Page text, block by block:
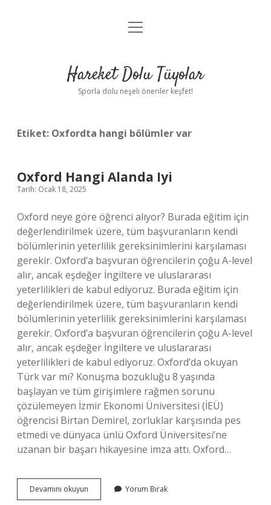
Anasayfa
Yasal Uyarı
menüyü
Hareket Dolu Tüyolar
Sporla dolu neşeli öneriler keşfet!
Etiket: Oxfordta hangi bölümler var
Oxford Hangi Alanda Iyi
Tarih: Ocak 18, 2025
Oxford neye göre öğrenci alıyor? Burada eğitim için
değerlendirilmek üzere, tüm başvuranların kendi
bölümlerinin yeterlilik gereksinimlerini karşılaması
gerekir. Oxford’a başvuran öğrencilerin çoğu A-level
alır, ancak eşdeğer İngiltere ve uluslararası
yeterlilikleri de kabul ediyoruz. Burada eğitim için
değerlendirilmek üzere, tüm başvuranların kendi
bölümlerinin yeterlilik gereksinimlerini karşılaması
gerekir. Oxford’a başvuran öğrencilerin çoğu A-level
alır, ancak eşdeğer İngiltere ve uluslararası
yeterlilikleri de kabul ediyoruz. Oxford’da okuyan
Türk var mı? Konuşma bozukluğu 8 yaşında
başlayan ve tüm girişimlere rağmen sorunu
çözülemeyen İzmir Ekonomi Üniversitesi (İEÜ)
öğrencisi Birtan Demirel, zorluklar karşısında pes
etmedi ve dünyaca ünlü Oxford Üniversitesi’ne
uzanan bir başarı hikayesine imza attı. Oxford…
Devamını okuyun
Hangi
Yorum Bırak